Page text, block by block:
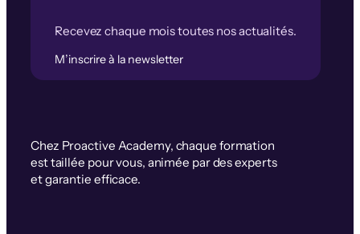
Recevez chaque mois toutes nos actualités.
M’inscrire à la newsletter
Chez Proactive Academy, chaque formation
est taillée pour vous, animée par des experts
et garantie efficace.